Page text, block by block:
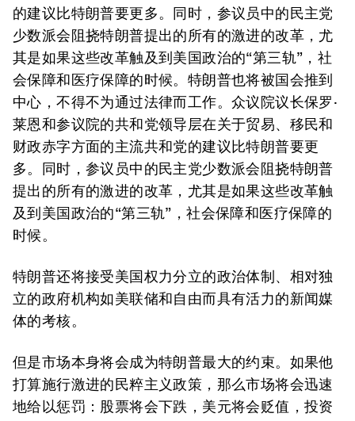
的建议比特朗普要更多。同时，参议员中的民主党
少数派会阻挠特朗普提出的所有的激进的改革，尤
其是如果这些改革触及到美国政治的“第三轨”，社
会保障和医疗保障的时候。特朗普也将被国会推到
中心，不得不为通过法律而工作。众议院议长保罗·
莱恩和参议院的共和党领导层在关于贸易、移民和
财政赤字方面的主流共和党的建议比特朗普要更
多。同时，参议员中的民主党少数派会阻挠特朗普
提出的所有的激进的改革，尤其是如果这些改革触
及到美国政治的“第三轨”，社会保障和医疗保障的
时候。
特朗普还将接受美国权力分立的政治体制、相对独
立的政府机构如美联储和自由而具有活力的新闻媒
体的考核。
但是市场本身将会成为特朗普最大的约束。如果他
打算施行激进的民粹主义政策，那么市场将会迅速
地给以惩罚：股票将会下跌，美元将会贬值，投资